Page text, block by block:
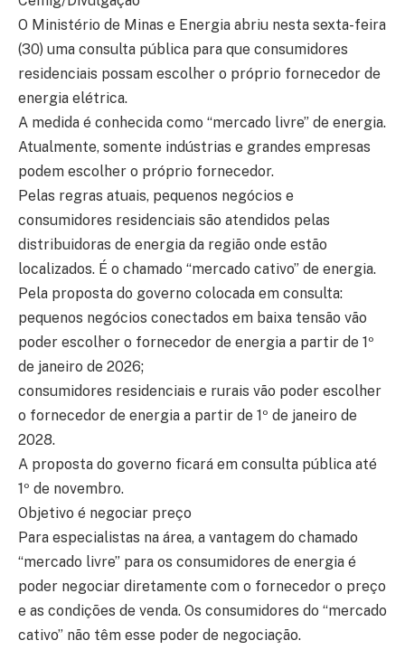
O Ministério de Minas e Energia abriu nesta sexta-feira
(30) uma consulta pública para que consumidores
residenciais possam escolher o próprio fornecedor de
energia elétrica.
A medida é conhecida como “mercado livre” de energia.
Atualmente, somente indústrias e grandes empresas
podem escolher o próprio fornecedor.
Pelas regras atuais, pequenos negócios e
consumidores residenciais são atendidos pelas
distribuidoras de energia da região onde estão
localizados. É o chamado “mercado cativo” de energia.
Pela proposta do governo colocada em consulta:
pequenos negócios conectados em baixa tensão vão
poder escolher o fornecedor de energia a partir de 1º
de janeiro de 2026;
consumidores residenciais e rurais vão poder escolher
o fornecedor de energia a partir de 1º de janeiro de
2028.
A proposta do governo ficará em consulta pública até
1º de novembro.
Objetivo é negociar preço
Para especialistas na área, a vantagem do chamado
“mercado livre” para os consumidores de energia é
poder negociar diretamente com o fornecedor o preço
e as condições de venda. Os consumidores do “mercado
cativo” não têm esse poder de negociação.